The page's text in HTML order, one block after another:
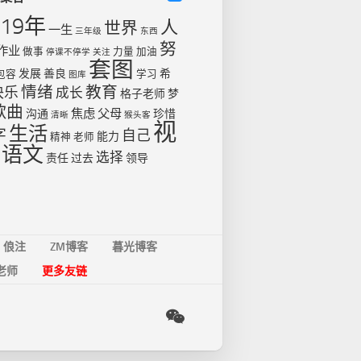
年 一生 三年级 世界 东西 人
业 做事 停课不停学 关注 力量 加油 努
容 发展善良 图库 套图 学习 希
乐情绪 成长 教育 格子老师梦
曲 沟通 清晰 焦虑 父母 猴头客 珍惜
生活 精神 老师 能力 自己 视
语文 责任过去 选择 领导
俍注 ZM博客
暮光博客
师
更多友链